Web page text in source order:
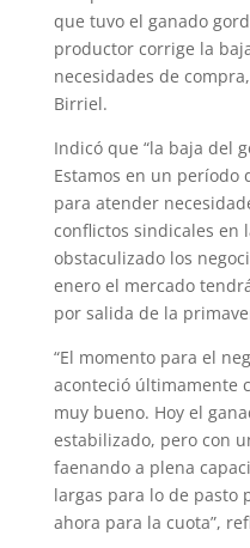
que tuvo el ganado
productor corrige la
necesidades de
Birriel.
Indicó que “la baja del
Estamos en un período
para atender
conflictos sindicales en
obstaculizado los
enero el mercado
por salida de la
“El momento para el
aconteció últimamente
muy bueno. Hoy el
estabilizado, pero con
faenando a plena
largas para lo de pasto
ahora para la cuota”,